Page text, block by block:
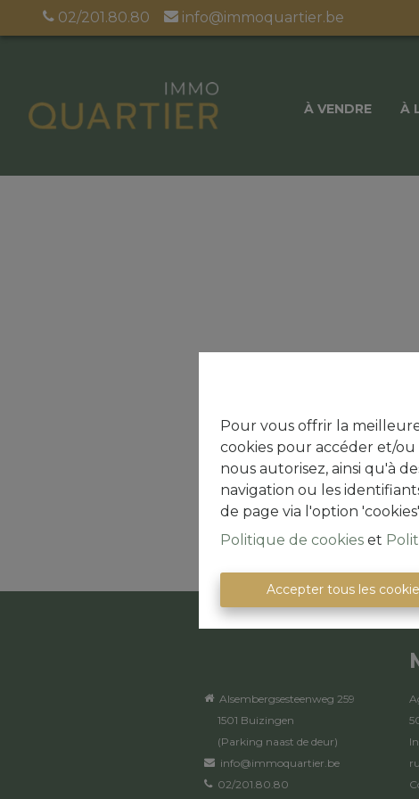
Pour vous offrir la
cookies pour accéder et/
nous autorisez, ainsi qu'à
navigation ou les
de page via l'option
Politique de cookies et
Accepter tous les
02/201.80.80 info@immoquartier.be
À VENDRE À
Alsembergsesteenweg 259
1501 Buizingen
(Parking naast de deur)
info@immoquartier.be
02/201.80.80